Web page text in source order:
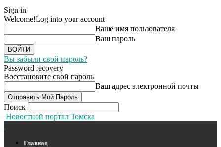
Sign in
Welcome!Log into your account
Ваше имя пользователя
Ваш пароль
Вы забыли свой пароль?
Password recovery
Восстановите свой пароль
Ваш адрес электронной почты
Поиск
Новостной портал Томска
Главная